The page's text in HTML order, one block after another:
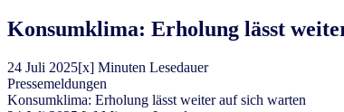
Konsumklima: Erholung lässt
24 Juli 2025[x] Minuten Lesedauer
Pressemeldungen
Konsumklima: Erholung lässt weiter auf sich warten